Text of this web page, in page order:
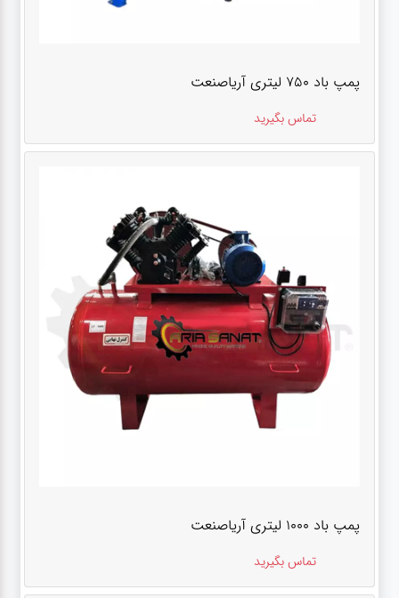
پمپ باد ۷۵۰ لیتری آریاصنعت
تماس بگیرید
پمپ باد ۱۰۰۰ لیتری آریاصنعت
تماس بگیرید